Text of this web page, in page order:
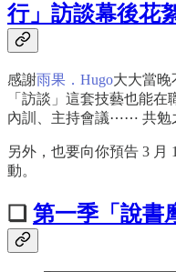
行」訪談幕後花
感謝雨果．Hugo大大當晚
「訪談」這套技藝也能
內訓、主持會議⋯⋯ 共勉
另外，也要向你預告 3 月
動。
❏ 第一季「說書